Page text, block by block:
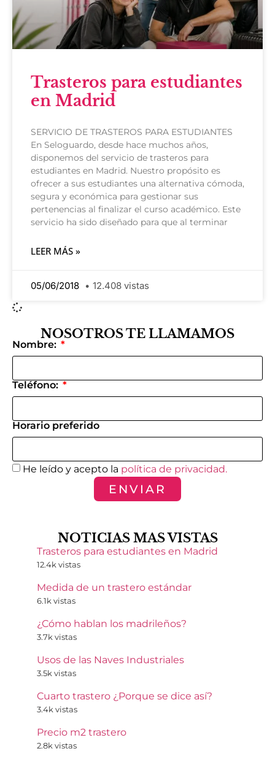
Trasteros para estudiantes
en Madrid
SERVICIO DE TRASTEROS PARA ESTUDIANTES
En Seloguardo, desde hace muchos años,
disponemos del servicio de trasteros para
estudiantes en Madrid. Nuestro propósito es
ofrecer a sus estudiantes una alternativa cómoda,
segura y económica para gestionar sus
pertenencias al finalizar el curso académico. Este
servicio ha sido diseñado para que al terminar
LEER MÁS »
05/06/2018 12.408 vistas
NOSOTROS TE LLAMAMOS
Nombre:
Teléfono:
Horario preferido
He leído y acepto la política de privacidad.
ENVIAR
NOTICIAS MAS VISTAS
Trasteros para estudiantes en Madrid
12.4k vistas
Medida de un trastero estándar
6.1k vistas
¿Cómo hablan los madrileños?
3.7k vistas
Usos de las Naves Industriales
3.5k vistas
Cuarto trastero ¿Porque se dice así?
3.4k vistas
Precio m2 trastero
2.8k vistas